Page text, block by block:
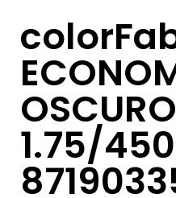
OSCURO
1.75/